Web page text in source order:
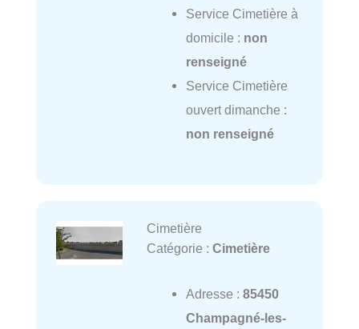
Service Cimetière à
domicile : non
renseigné
Service Cimetière
ouvert dimanche :
non renseigné
Cimetière
Catégorie : Cimetière
Adresse : 85450
Champagné-les-